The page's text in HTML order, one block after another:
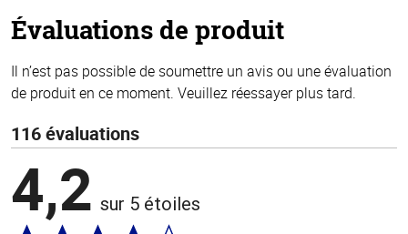
Évaluations de produit
Il n’est pas possible de soumettre un avis ou une évaluation
de produit en ce moment. Veuillez réessayer plus tard.
116 évaluations
4,2 sur 5 étoiles